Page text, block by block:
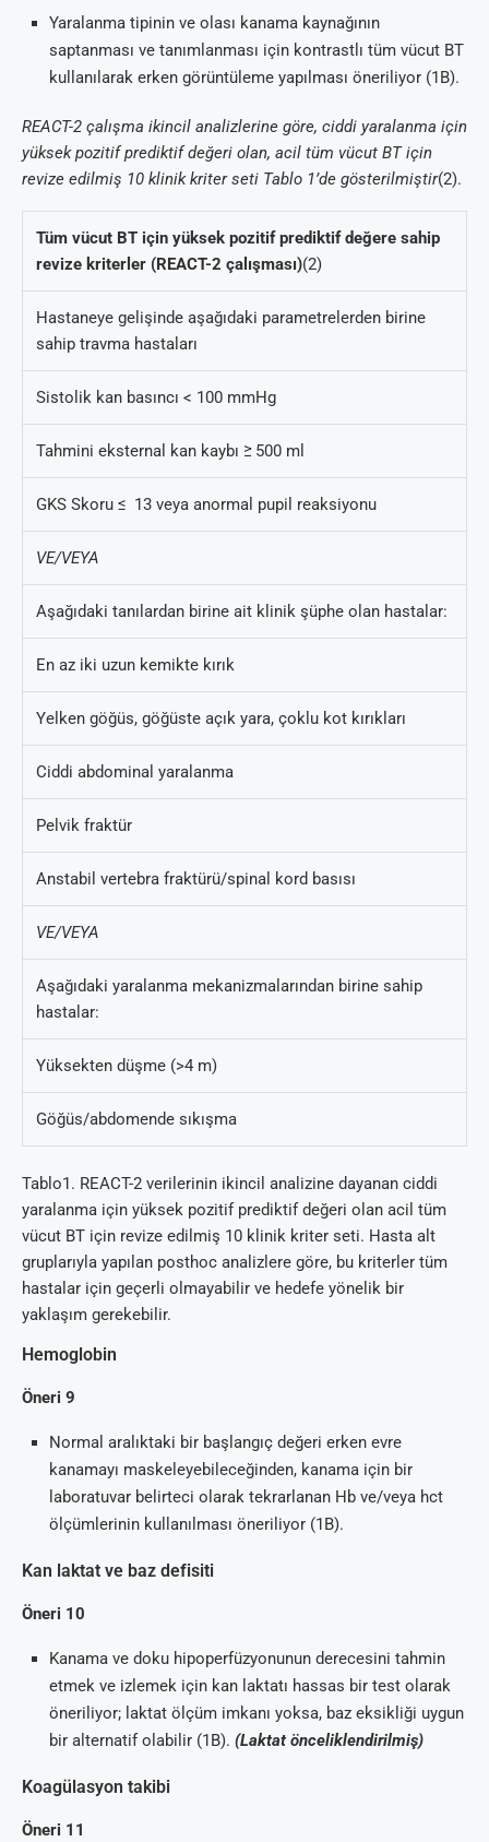
Yaralanma tipinin ve olası kanama kaynağının
saptanması ve tanımlanması için kontrastlı tüm vücut BT
kullanılarak erken görüntüleme yapılması öneriliyor (1B).
REACT-2 çalışma ikincil analizlerine göre, ciddi yaralanma için
yüksek pozitif prediktif değeri olan, acil tüm vücut BT için
revize edilmiş 10 klinik kriter seti Tablo 1’de gösterilmiştir(2).
Tüm vücut BT için yüksek pozitif prediktif değere sahip
revize kriterler (REACT-2 çalışması)(2)
Hastaneye gelişinde aşağıdaki parametrelerden birine
sahip travma hastaları
Sistolik kan basıncı < 100 mmHg
Tahmini eksternal kan kaybı ≥ 500 ml
GKS Skoru ≤ 13 veya anormal pupil reaksiyonu
VE/VEYA
Aşağıdaki tanılardan birine ait klinik şüphe olan hastalar:
En az iki uzun kemikte kırık
Yelken göğüs, göğüste açık yara, çoklu kot kırıkları
Ciddi abdominal yaralanma
Pelvik fraktür
Anstabil vertebra fraktürü/spinal kord basısı
VE/VEYA
Aşağıdaki yaralanma mekanizmalarından birine sahip
hastalar:
Yüksekten düşme (>4 m)
Göğüs/abdomende sıkışma
Tablo1. REACT-2 verilerinin ikincil analizine dayanan ciddi
yaralanma için yüksek pozitif prediktif değeri olan acil tüm
vücut BT için revize edilmiş 10 klinik kriter seti. Hasta alt
gruplarıyla yapılan posthoc analizlere göre, bu kriterler tüm
hastalar için geçerli olmayabilir ve hedefe yönelik bir
yaklaşım gerekebilir.
Hemoglobin
Öneri 9
Normal aralıktaki bir başlangıç değeri erken evre
kanamayı maskeleyebileceğinden, kanama için bir
laboratuvar belirteci olarak tekrarlanan Hb ve/veya hct
ölçümlerinin kullanılması öneriliyor (1B).
Kan laktat ve baz defisiti
Öneri 10
Kanama ve doku hipoperfüzyonunun derecesini tahmin
etmek ve izlemek için kan laktatı hassas bir test olarak
öneriliyor; laktat ölçüm imkanı yoksa, baz eksikliği uygun
bir alternatif olabilir (1B). (Laktat önceliklendirilmiş)
Koagülasyon takibi
Öneri 11